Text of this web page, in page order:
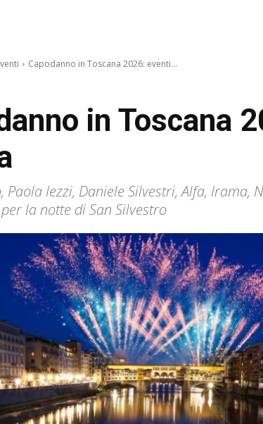
Capodanno in Toscana 2026: eventi...
in Toscana
Paola Iezzi, Daniele Silvestri, Alfa,
la notte di San Silvestro